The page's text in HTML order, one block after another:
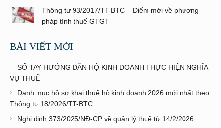
Thông tư 93/2017/TT-BTC – Điểm mới về phương
pháp tính thuế GTGT
BÀI VIẾT MỚI
SỔ TAY HƯỚNG DẪN HỘ KINH DOANH THỰC HIỆN NGHĨA
VỤ THUẾ
Danh mục hồ sơ khai thuế hộ kinh doanh 2026 mới nhất theo
Thông tư 18/2026/TT-BTC
Nghị định 373/2025/NĐ-CP về quản lý thuế từ 14/2/2026